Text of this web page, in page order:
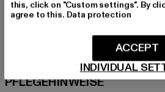
DE
GRÖSSE & PASSFORM
PFLEGEHINWEISE
this, click on "Custom settings". By
agree to this. Data protection
INDIVIDUAL
ACCEPT